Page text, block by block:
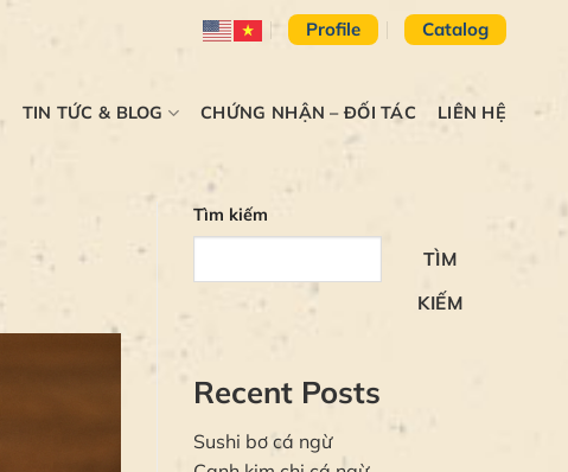
Profile Catalog
TIN TỨC & BLOG CHỨNG NHẬN – ĐỐI TÁC LIÊN HỆ
Tìm kiếm
TÌM
KIẾM
Recent Posts
Sushi bơ cá ngừ